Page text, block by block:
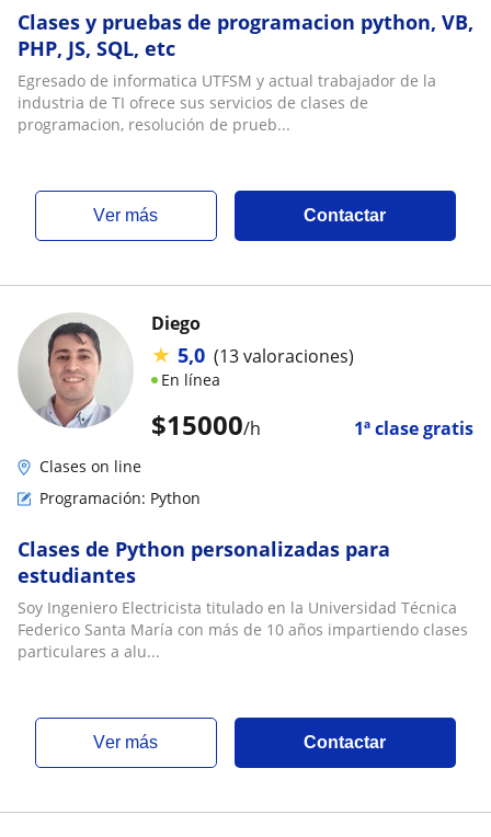
Clases y pruebas de programacion python, VB,
PHP, JS, SQL, etc
Egresado de informatica UTFSM y actual trabajador de la
industria de TI ofrece sus servicios de clases de
programacion, resolución de prueb...
ver más Contactar
$15000/h 1ª clase gratis
Diego
★ 5,0 (13 valoraciones)
En línea
Clases on line
Programación: Python
Clases de Python personalizadas para
estudiantes
Soy Ingeniero Electricista titulado en la Universidad Técnica
Federico Santa María con más de 10 años impartiendo clases
particulares a alu...
ver más Contactar